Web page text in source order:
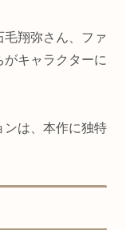
翔弥さん、ファ
キャラクターに
ンは、本作に独特